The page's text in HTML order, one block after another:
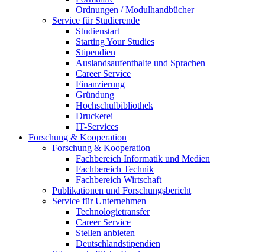
Ordnungen / Modulhandbücher
Service für Studierende
Studienstart
Starting Your Studies
Stipendien
Auslandsaufenthalte und Sprachen
Career Service
Finanzierung
Gründung
Hochschulbibliothek
Druckerei
IT-Services
Forschung & Kooperation
Forschung & Kooperation
Fachbereich Informatik und Medien
Fachbereich Technik
Fachbereich Wirtschaft
Publikationen und Forschungsbericht
Service für Unternehmen
Technologietransfer
Career Service
Stellen anbieten
Deutschlandstipendien